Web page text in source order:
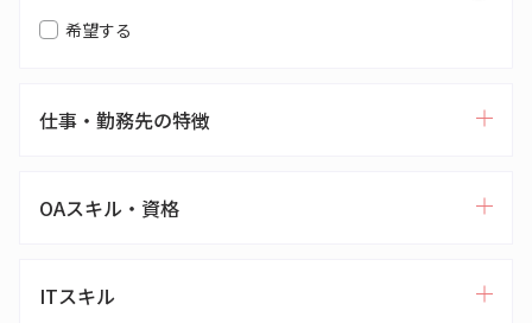
希望する
仕事・勤務先の特徴
OAスキル・資格
ITスキル